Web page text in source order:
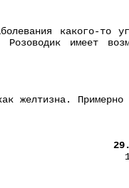
какого-то
имеет
желтизна. Примерно